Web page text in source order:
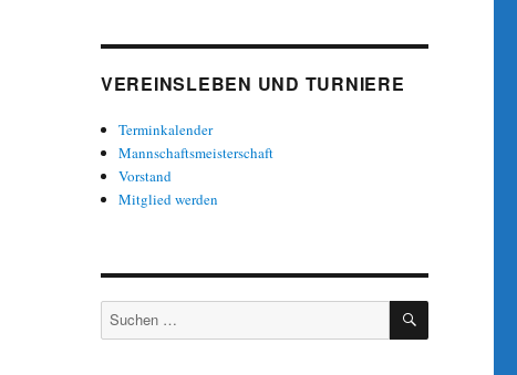
VEREINSLEBEN UND TURNIERE
Terminkalender
Mannschaftsmeisterschaft
Vorstand
Mitglied werden
Suche
nach:
SUCHEN